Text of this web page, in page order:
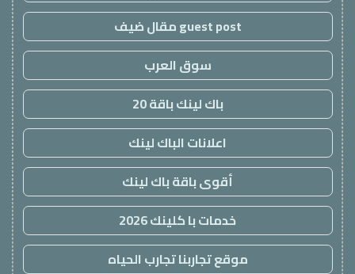
guest post مقال ضيف
سوق العرب
باك لينك باقة 20
اعلانات الباك لينك
أقوى باقة باك لينك
خدمات با كلينك 2026
موقع تجاربنا تجارب الحياه